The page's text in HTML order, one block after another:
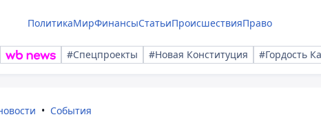
ПолитикаМирФинансыСтатьиПроисшествияПраво
#Спецпроекты #Новая Конституция #Гордость
События